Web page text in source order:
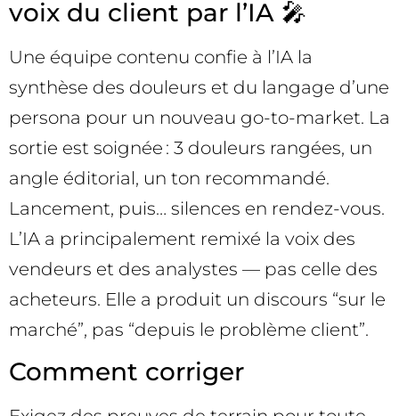
voix du client par l’IA 🎤
Une équipe contenu confie à l’IA la
synthèse des douleurs et du langage d’une
persona pour un nouveau go-to-market. La
sortie est soignée : 3 douleurs rangées, un
angle éditorial, un ton recommandé.
Lancement, puis… silences en rendez-vous.
L’IA a principalement remixé la voix des
vendeurs et des analystes — pas celle des
acheteurs. Elle a produit un discours “sur le
marché”, pas “depuis le problème client”.
Comment corriger